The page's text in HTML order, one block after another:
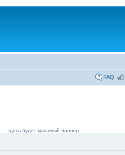
FAQ
здесь будет красивый баннер